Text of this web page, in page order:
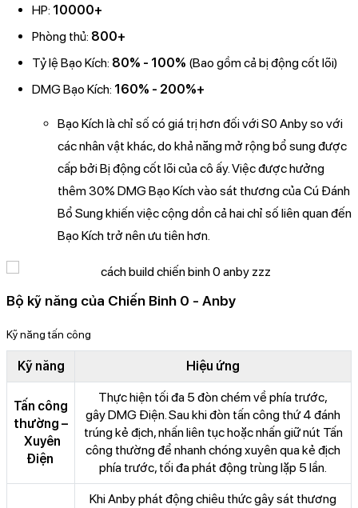
HP: 10000+
Phòng thủ: 800+
Tỷ lệ Bạo Kích: 80% - 100% (Bao gồm cả bị động cốt lõi)
DMG Bạo Kích: 160% - 200%+
Bạo Kích là chỉ số có giá trị hơn đối với S0 Anby so với
các nhân vật khác, do khả năng mở rộng bổ sung được
cấp bởi Bị động cốt lõi của cô ấy. Việc được hưởng
thêm 30% DMG Bạo Kích vào sát thương của Cú Đánh
Bổ Sung khiến việc cộng dồn cả hai chỉ số liên quan đến
Bạo Kích trở nên ưu tiên hơn.
Bộ kỹ năng của Chiến Binh 0 - Anby
Kỹ năng tấn công
Kỹ năng Hiệu ứng
Tấn công
thường –
Xuyên
Điện
Thực hiện tối đa 5 đòn chém về phía trước,
gây DMG Điện. Sau khi đòn tấn công thứ 4 đánh
trúng kẻ địch, nhấn liên tục hoặc nhấn giữ nút Tấn
công thường để nhanh chóng xuyên qua kẻ địch
phía trước, tối đa phát động trùng lặp 5 lần.
Khi Anby phát động chiêu thức gây sát thương